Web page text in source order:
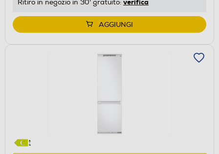
Ritiro in negozio in 30' gratuito: verifica
AGGIUNGI